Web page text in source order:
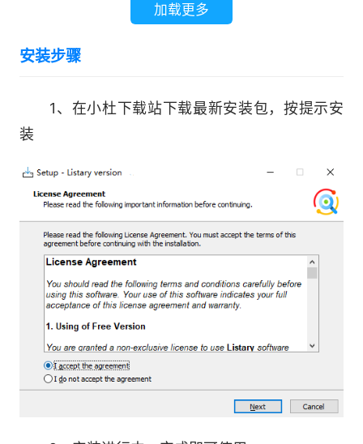
作为Listary最强大的搜索功能之一，只需从
Windows操作系统环境中的任何位置开始输入所
需文件或文件夹的名称。 “当您键入时查找”功能会
立即打开一个列表浏览器窗口，其中包含匹配的文
件，文件夹或应用程序列表。
磁盘搜索
通过磁盘搜索，您可以快速查找系统中每个驱
窗口或开始在现有窗口中输入，而不是Window默
认需要一次选择一个驱动器，而磁盘搜索将在连接
到系统的任何驱动器上快速找到您正在寻找的内容
加载更多
安装步骤
1、在小杜下载站下载最新安装包，按提示安
装